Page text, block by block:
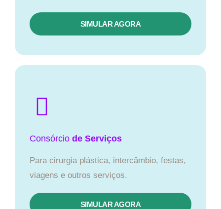
SIMULAR AGORA
Consórcio de Serviços
Para cirurgia plástica, intercâmbio, festas,
viagens e outros serviços.
SIMULAR AGORA